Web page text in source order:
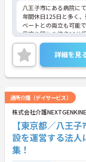
八王子市にある病院に
年間休日125日と多く
ベートとの両立も可能で
最寄り駅から徒歩10分
すので通勤に便利です。
ご興味のある方はお気
詳細を見
通所介護（デイサービス）
株式会社介護
【東京都／八王
設を運営する法
集！